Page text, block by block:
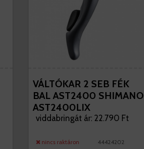
VÁLTÓKAR 2 SEB FÉK
BAL AST2400 SHIMANO
AST2400LIX
viddabringát ár: 22.790 Ft
nincs raktáron 44424202